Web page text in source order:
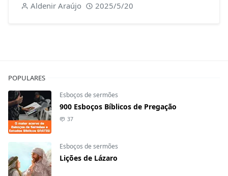
Aldenir Araújo 2025/5/20
POPULARES
Esboços de sermões
900 Esboços Bíblicos de Pregação
37
Esboços de sermões
Lições de Lázaro